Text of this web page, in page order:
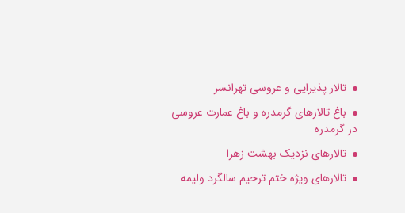
تالار پذیرایی و عروسی تهرانسر
باغ تالارهای گرمدره و باغ عمارت عروسی
در گرمدره
تالارهای نزدیک بهشت زهرا
تالارهای ویژه ختم ترحیم سالگرد ولیمه